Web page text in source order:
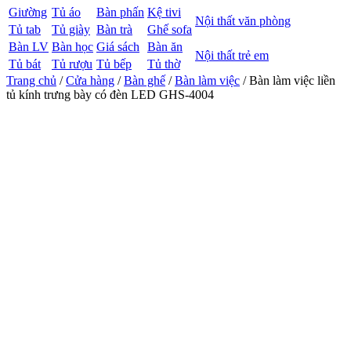
Giường Tủ áo Bàn phấn Kệ tivi
Nội thất văn phòng
Tủ tab Tủ giày Bàn trà
Ghế sofa
Bàn LV Bàn học Giá sách Bàn ăn
Nội thất trẻ em
Tủ bát Tủ rượu Tủ bếp
Tủ thờ
Trang chủ /Cửa hàng /Bàn ghế /Bàn làm việc / Bàn làm việc liền
tủ kính trưng bày có đèn LED GHS-4004